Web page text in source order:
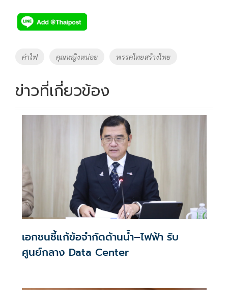
e
b
o
k
tt
er
p
y
Li
k
Tags
ค่าไฟ คุณหญิงหน่อย พรรคไทยสร้างไทย
ข่าวที่เกี่ยวข้อง
เอกชนชี้แก้ข้อจำกัดด้านน้ำ–ไฟฟ้า รับ
ศูนย์กลาง Data Center